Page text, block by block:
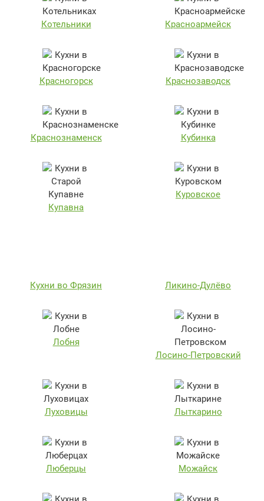
Котельники Красноармейск
Красногорск Краснозаводск
Краснознаменск Кубинка
Купавна
Куровское
Кухни во Фрязин Ликино-Дулёво
Лобня
Лосино-Петровский
Луховицы Лыткарино
Люберцы Можайск